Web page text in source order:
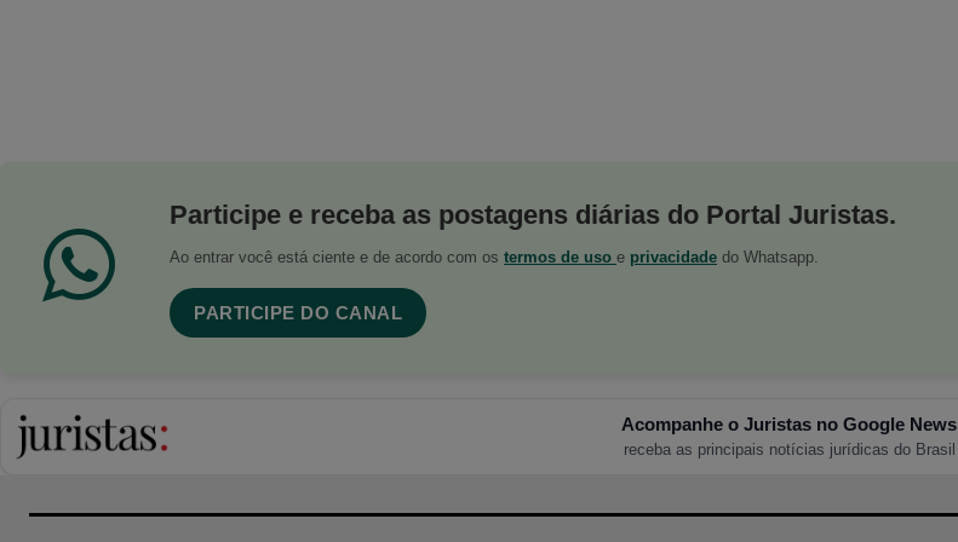
Participe e receba as postagens diárias do Portal Juristas.
Ao entrar você está ciente e de acordo com os termos de uso e privacidade do Whatsapp.
PARTICIPE DO CANAL
Acompanhe o Juristas no Google News
receba as principais notícias jurídicas do Brasil